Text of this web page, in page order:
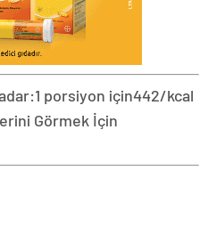
1 porsiyon için442/kcal
Görmek İçin